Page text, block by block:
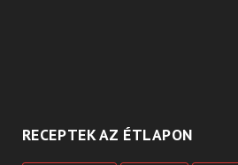
RECEPTEK AZ ÉTLAPON